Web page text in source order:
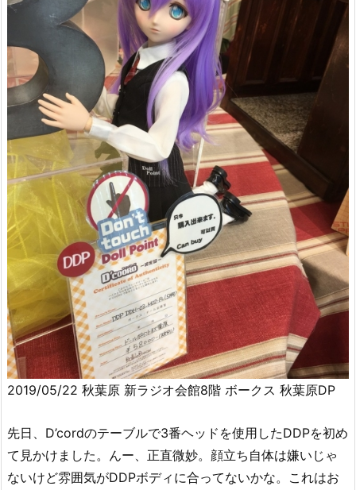
2019/05/22 秋葉原 新ラジオ会館8階 ボークス 秋葉原DP
先日、D’cordのテーブルで3番ヘッドを使用したDDPを初め
て見かけました。んー、正直微妙。顔立ち自体は嫌いじゃ
ないけど雰囲気がDDPボディに合ってないかな。これはお